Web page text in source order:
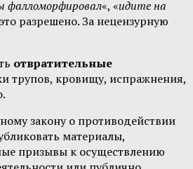
фалломорфировал«, «идите на
разрешено. За нецензурную
отвратительные
трупов, кровищу, испражнения,
закону о противодействии
материалы,
призывы к осуществлению